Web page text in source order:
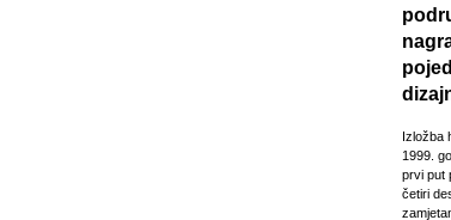
Izložba
1999.
prvi put
četiri